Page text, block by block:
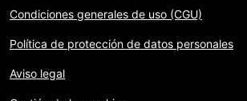
Condiciones generales de uso (CGU)
Política de protección de datos personales
Aviso legal